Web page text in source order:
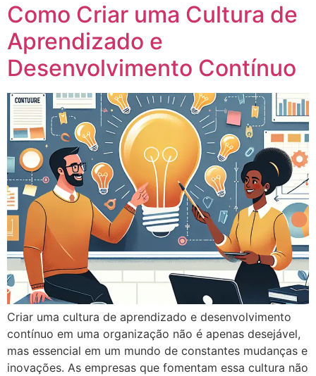
Como Criar uma Cultura de
Aprendizado e
Desenvolvimento Contínuo
Criar uma cultura de aprendizado e desenvolvimento
contínuo em uma organização não é apenas desejável,
mas essencial em um mundo de constantes mudanças e
inovações. As empresas que fomentam essa cultura não